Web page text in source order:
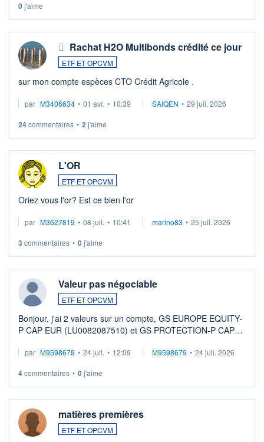
0j'aime
Rachat H2O Multibonds crédité ce jour
ETF ET OPCVM
sur mon compte espèces CTO Crédit Agricole .
par M3406634 • 01 avr. • 10:39 SAIQEN • 29 juil. 2026
24commentaires • 2 j'aime
L'OR
ETF ET OPCVM
Oriez vous l'or? Est ce bien l'or
par M3627819 • 08 juil. • 10:41 marino83 • 25 juil. 2026
3 commentaires • 0j'aime
Valeur pas négociable
ETF ET OPCVM
Bonjour, j'ai 2 valeurs sur un compte, GS EUROPE EQUITY-
P CAP EUR (LU0082087510) et GS PROTECTION-P CAP
veux procéder à la vente, on me signale ...
par M9598679 • 24 juil. • 12:09 M9598679 • 24 juil. 2026
4commentaires • 0j'aime
matières premières
ETF ET OPCVM